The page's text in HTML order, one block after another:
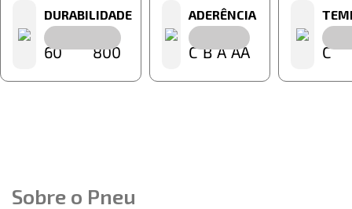
DURABILIDADE
60 800
ADERÊNCIA
C B A AA C
Sobre o Pneu